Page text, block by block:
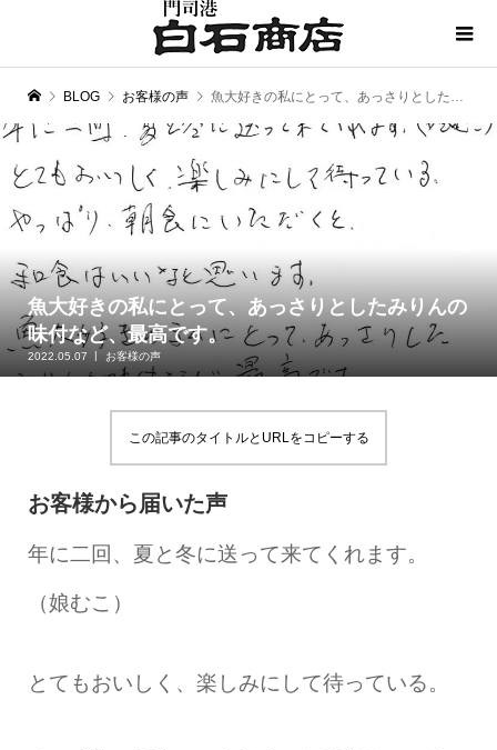
BLOG お客様の声 魚大好きの私にとって、あっさりとしたみりんの味付など、最高です。
魚大好きの私にとって、あっさりとしたみりんの
味付など、最高です。
2022.05.07 お客様の声
この記事のタイトルとURLをコピーする
お客様から届いた声
年に二回、夏と冬に送って来てくれます。
（娘むこ）
とてもおいしく、楽しみにして待っている。